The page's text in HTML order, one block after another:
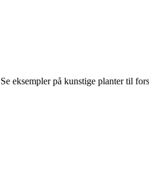
Se eksempler på kunstige planter til